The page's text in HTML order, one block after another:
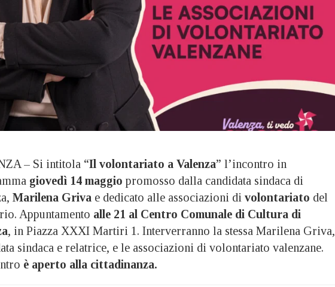
– Si intitola “Il volontariato a Valenza” l’incontro in
giovedì 14 maggio promosso dalla candidata sindaca di
Marilena Griva e dedicato alle associazioni di volontariato del
Appuntamento alle 21 al Centro Comunale di Cultura di
, in Piazza XXXI Martiri 1. Interverranno la stessa Marilena Griva,
sindaca e relatrice, e le associazioni di volontariato valenzane.
è aperto alla cittadinanza.